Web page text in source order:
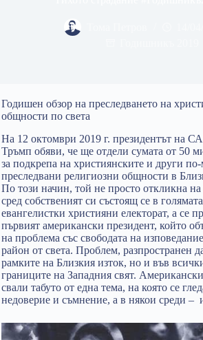
Годишен обзор на преследването на
общности по света
На 12 октомври 2019 г. президентът на
Тръмп обяви, че ще отдели сумата от 50
за подкрепа на християнските и други
преследвани религиозни общности в
По този начин, той не просто откликна на
сред собственият си състоящ се в
евангелистки християни електорат, а се
първият американски президент, който
на проблема със свободата на
район от света. Проблем, разпространен
рамките на Близкия изток, но и във
границите на Западния свят.
свали табуто от една тема, на която се
недоверие и съмнение, а в някои среди –